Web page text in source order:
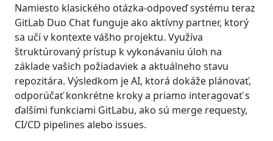
Namiesto klasického otázka-odpoveď systému teraz
GitLab Duo Chat funguje ako aktívny partner, ktorý
sa učí v kontexte vášho projektu. Využíva
štruktúrovaný prístup k vykonávaniu úloh na
základe vašich požiadaviek a aktuálneho stavu
repozitára. Výsledkom je AI, ktorá dokáže plánovať,
odporúčať konkrétne kroky a priamo interagovať s
ďalšími funkciami GitLabu, ako sú merge requesty,
CI/CD pipelines alebo issues.